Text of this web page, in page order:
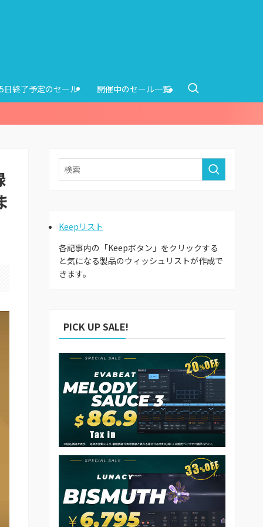
終了予定のセール 開催中のセール一覧
Keepリスト
各記事内の「Keepボタン」をクリックする
と気になる製品のウィッシュリストが作成で
きます。
PICK UP SALE!